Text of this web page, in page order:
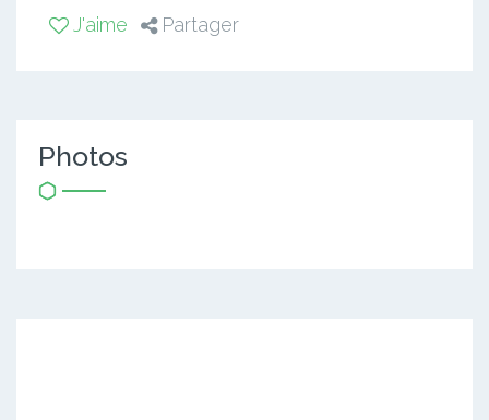
J'aime Partager
Photos